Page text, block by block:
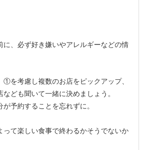
、必ず好き嫌いやアレルギーなどの情
を考慮し複数のお店をピックアップ、
ども聞いて一緒に決めましょう。
予約することを忘れずに。
て楽しい食事で終わるかそうでないか